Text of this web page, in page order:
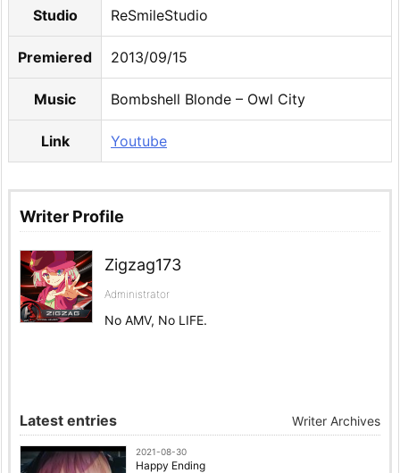
Studio ReSmileStudio
Premiered 2013/09/15
Music Bombshell Blonde – Owl City
Link Youtube
Writer Profile
Zigzag173
Administrator
No AMV, No LIFE.
Latest entries Writer Archives
2021-08-30
Happy Ending